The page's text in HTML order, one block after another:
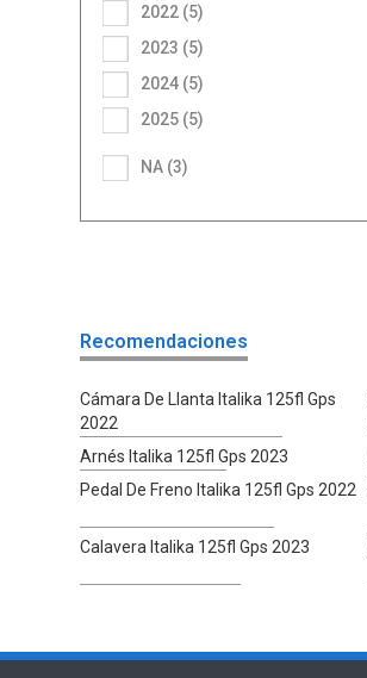
2022 (5)
2023 (5)
2024 (5)
2025 (5)
NA (3)
Recomendaciones
Cámara De Llanta Italika 125fl Gps
2022
Arnés Italika 125fl Gps 2023
Pedal De Freno Italika 125fl Gps 2022
Calavera Italika 125fl Gps 2023